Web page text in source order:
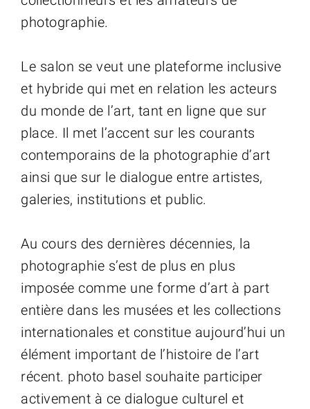
photographie.
Le salon se veut une plateforme inclusive
et hybride qui met en relation les acteurs
du monde de l’art, tant en ligne que sur
place. Il met l’accent sur les courants
contemporains de la photographie d’art
ainsi que sur le dialogue entre artistes,
galeries, institutions et public.
Au cours des dernières décennies, la
photographie s’est de plus en plus
imposée comme une forme d’art à part
entière dans les musées et les collections
internationales et constitue aujourd’hui un
élément important de l’histoire de l’art
récent. photo basel souhaite participer
activement à ce dialogue culturel et